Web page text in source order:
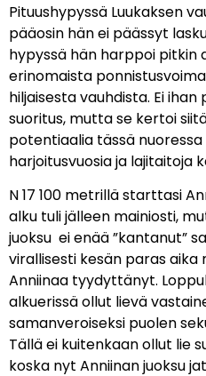
Pituushypyssä Luukaksen
pääosin hän ei päässyt
hypyssä hän harppoi pitkin
erinomaista
hiljaisesta vauhdista. Ei
suoritus, mutta se kertoi
potentiaalia tässä
harjoitusvuosia ja lajitaitoja
N 17 100 metrillä starttasi
alku tuli jälleen mainiosti,
juoksu ei enää ”kantanut”
virallisesti kesän paras
Anniinaa tyydyttänyt.
alkuerissä ollut lievä
samanveroiseksi puolen
Tällä ei kuitenkaan ollut lie
koska nyt Anniinan juoksu